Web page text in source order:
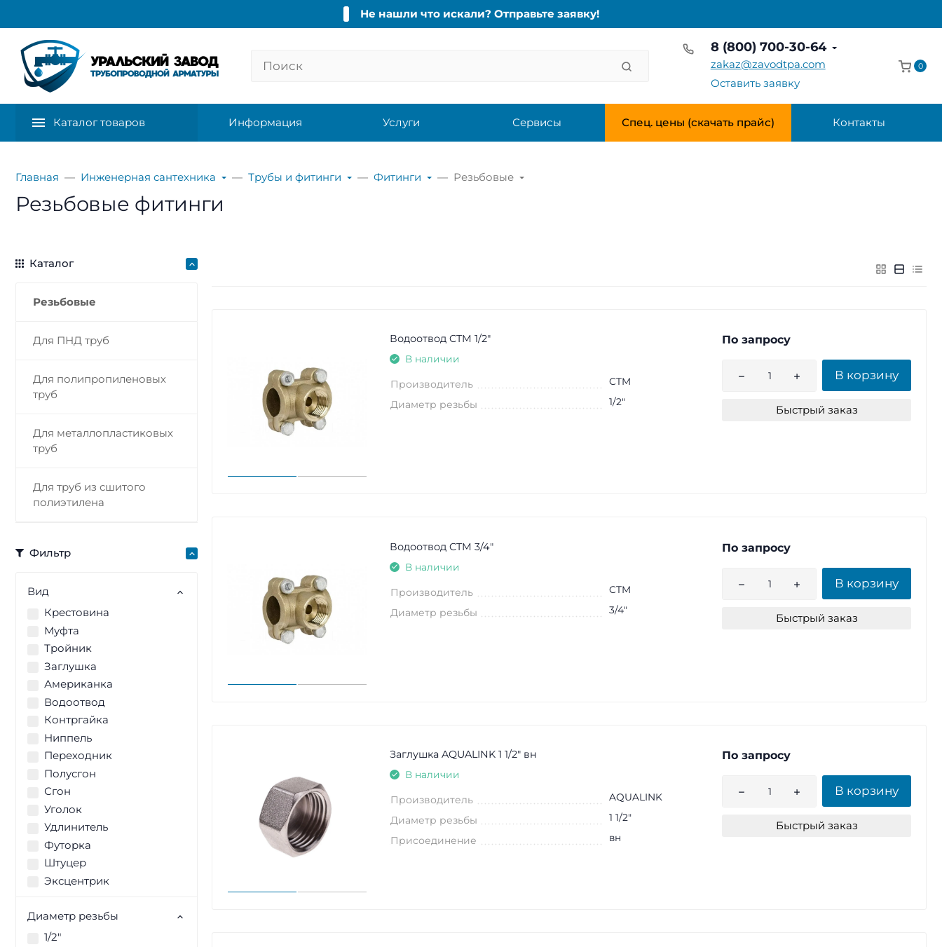
Не нашли что искали? Отправьте заявку!
8 (800) 700-30-64
zakaz@zavodtpa.com
Оставить заявку
0
Каталог товаров Информация Услуги Сервисы Спец. цены (скачать прайс) Контакты
Главная Инженерная сантехника Трубы и фитинги Фитинги Резьбовые
Резьбовые фитинги
Каталог
Резьбовые
Для ПНД труб
Для полипропиленовых
труб
Для металлопластиковых
труб
Для труб из сшитого
полиэтилена
Фильтр
Вид
Крестовина
Муфта
Тройник
Заглушка
Американка
Водоотвод
Контргайка
Ниппель
Переходник
Полусгон
Сгон
Уголок
Удлинитель
Футорка
Штуцер
Эксцентрик
Диаметр резьбы
1/2"
Водоотвод CTM 1/2"
В наличии
Производитель CTM
Диаметр резьбы 1/2"
По запросу
В корзину
Быстрый заказ
Водоотвод CTM 3/4"
В наличии
Производитель CTM
Диаметр резьбы 3/4"
По запросу
В корзину
Быстрый заказ
Заглушка AQUALINK 1 1/2" вн
В наличии
Производитель AQUALINK
Диаметр резьбы 1 1/2"
Присоединение вн
По запросу
В корзину
Быстрый заказ